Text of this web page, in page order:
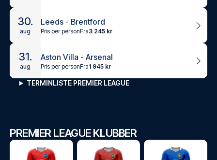
30.
aug
Leeds - Brentford
Pris per personFra3 245 kr
31.
aug
Aston Villa - Arsenal
Pris per personFra1 945 kr
TERMINLISTE PREMIER LEAGUE
PREMIER LEAGUE KLUBBER